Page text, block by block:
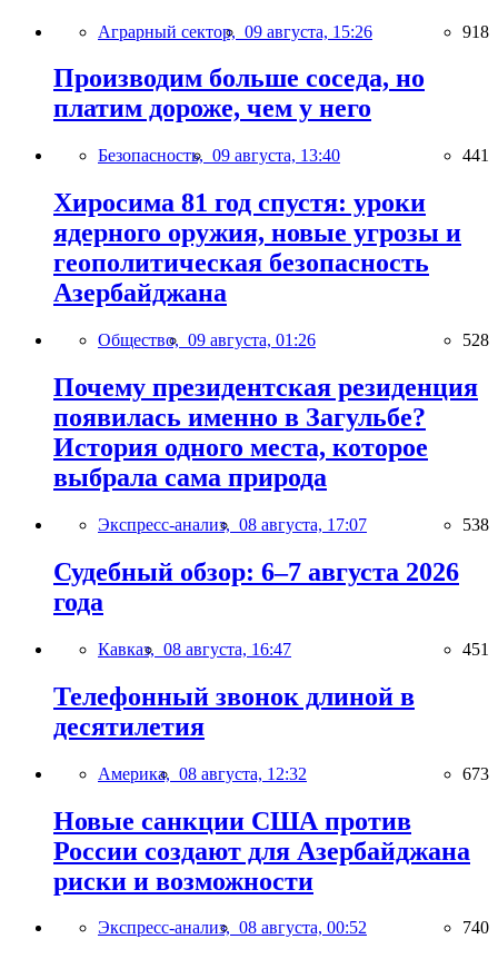
Аграрный сектор, 09 августа, 15:26 918
Производим больше соседа, но
платим дороже, чем у него
Безопасность, 09 августа, 13:40 441
Хиросима 81 год спустя: уроки
ядерного оружия, новые угрозы и
геополитическая безопасность
Азербайджана
Общество, 09 августа, 01:26 528
Почему президентская резиденция
появилась именно в Загульбе?
История одного места, которое
выбрала сама природа
Экспресс-анализ, 08 августа, 17:07 538
Судебный обзор: 6–7 августа 2026
года
Кавказ, 08 августа, 16:47 451
Телефонный звонок длиной в
десятилетия
Америка, 08 августа, 12:32 673
Новые санкции США против
России создают для Азербайджана
риски и возможности
Экспресс-анализ, 08 августа, 00:52 740